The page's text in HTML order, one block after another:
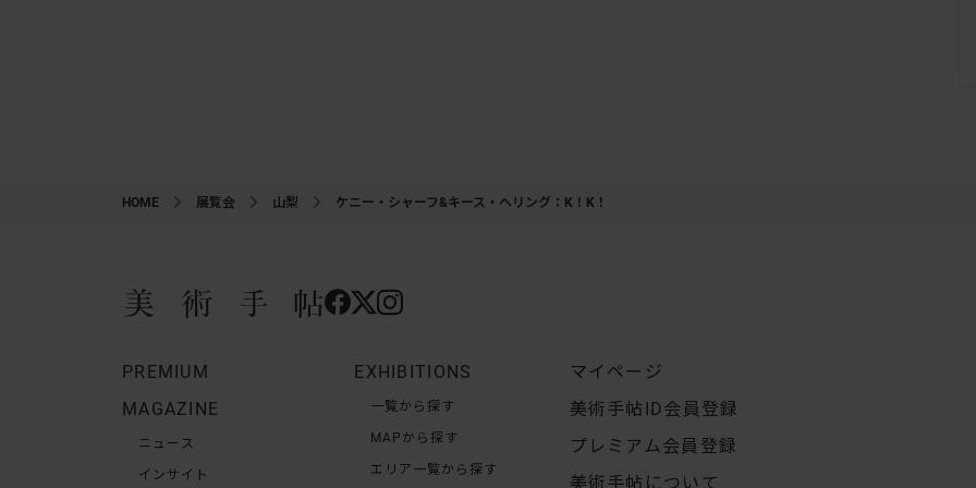
HOME 展覧会 山梨 ケニー・シャーフ&キース・ヘリング：K！K！
PREMIUM
MAGAZINE
ニュース
インサイト
EXHIBITIONS
一覧から探す
MAPから探す
エリア一覧から探す
マイページ
美術手帖ID会員登録
プレミアム会員登録
美術手帖について